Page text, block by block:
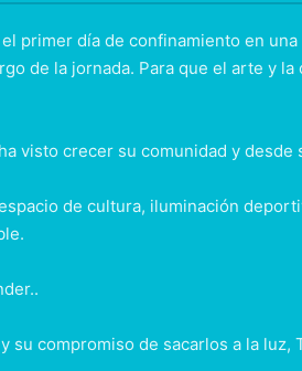
primer día de confinamiento en
de la jornada. Para que el arte y
visto crecer su comunidad y
de cultura, iluminación
su compromiso de sacarlos a la